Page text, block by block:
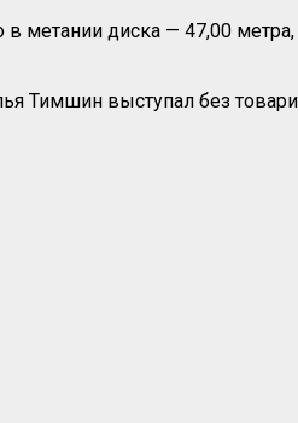
метании диска — 47,00
Тимшин выступал без